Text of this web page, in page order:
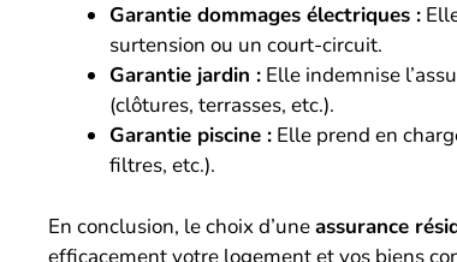
Garantie dommages électriques :
surtension ou un court-circuit.
Garantie jardin : Elle indemnise
(clôtures, terrasses, etc.).
Garantie piscine : Elle prend en
filtres, etc.).
En conclusion, le choix d’uneassurance
efficacement votre logement et vos biens